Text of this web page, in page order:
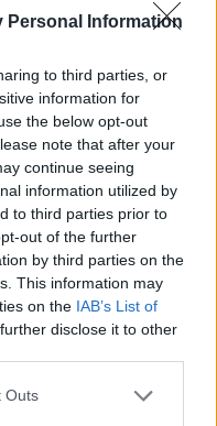
Personal Information
to third parties, or
information for
the below opt-out
note that after your
continue seeing
information utilized by
to third parties prior to
out of the further
by third parties on the
This information may
on the IAB’s List of
disclose it to other
Outs
többszintes
orvosok a
hányan haltak meg a
szerint az
laktak. A Hamász
irányította Gáza
haltak meg. A
laktak - közölték
hadsereg